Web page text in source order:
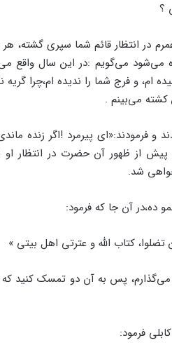
؟
انتظار قائم شما سپری گشته،
می‌گویم :‌در این سال واقع
ام، و فرج شما را ندیده ام،‌چرا
کشته می‌بینم .
پیرمرد !اگر زنده ماندی
از ظهور آن حضرت در انتظار او
شد.
ده،‌در آن جا که فرمود:
کتاب الله و عترتی اهل بیتی »
می‌گذارم، پس به آن دو تمسک کنید
فرمود: